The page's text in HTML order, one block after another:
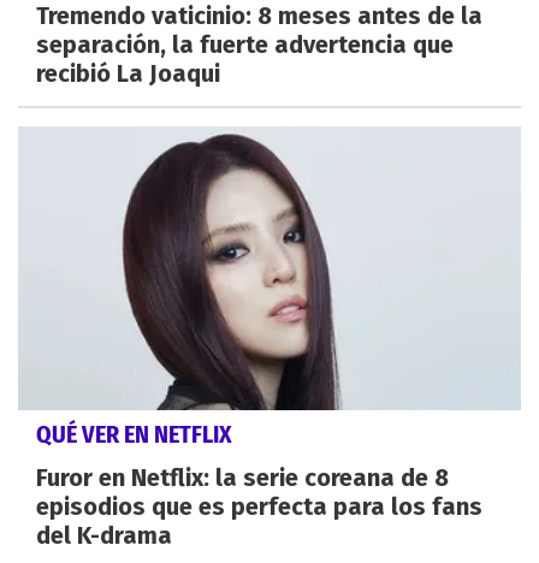
Tremendo vaticinio: 8 meses antes de la
separación, la fuerte advertencia que
recibió La Joaqui
QUÉ VER EN NETFLIX
Furor en Netflix: la serie coreana de 8
episodios que es perfecta para los fans
del K-drama